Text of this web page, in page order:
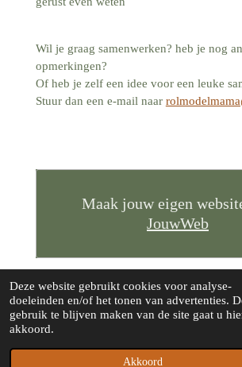
Deze website gebruikt cookies voor analyse-
doeleinden en/of het tonen van advertenties.
gebruik te blijven maken van de site gaat u
akkoord.
Akkoord
Wil je graag samenwerken? heb je nog
opmerkingen?
Of heb je zelf een idee voor een leuke
Stuur dan een e-mail naar
Maak jouw eigen
JouwWeb
© 2020 - 2026 Rolmodel